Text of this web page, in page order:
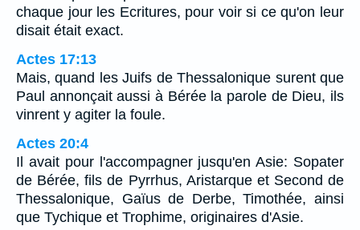
chaque jour les Ecritures, pour voir si ce qu'on leur
disait était exact.
Actes 17:13
Mais, quand les Juifs de Thessalonique surent que
Paul annonçait aussi à Bérée la parole de Dieu, ils
vinrent y agiter la foule.
Actes 20:4
Il avait pour l'accompagner jusqu'en Asie: Sopater
de Bérée, fils de Pyrrhus, Aristarque et Second de
Thessalonique, Gaïus de Derbe, Timothée, ainsi
que Tychique et Trophime, originaires d'Asie.